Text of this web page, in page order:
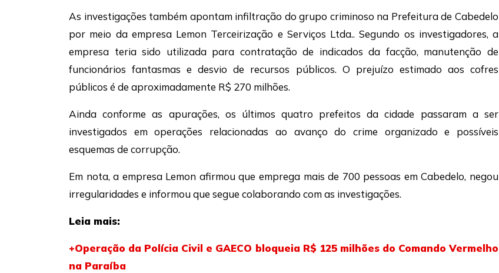
As investigações também apontam infiltração do grupo criminoso na Prefeitura de Cabedelo
por meio da empresa Lemon Terceirização e Serviços Ltda.. Segundo os investigadores, a
empresa teria sido utilizada para contratação de indicados da facção, manutenção de
funcionários fantasmas e desvio de recursos públicos. O prejuízo estimado aos cofres
públicos é de aproximadamente R$ 270 milhões.
Ainda conforme as apurações, os últimos quatro prefeitos da cidade passaram a ser
investigados em operações relacionadas ao avanço do crime organizado e possíveis
esquemas de corrupção.
Em nota, a empresa Lemon afirmou que emprega mais de 700 pessoas em Cabedelo, negou
irregularidades e informou que segue colaborando com as investigações.
Leia mais:
+Operação da Polícia Civil e GAECO bloqueia R$ 125 milhões do Comando Vermelho
na Paraíba